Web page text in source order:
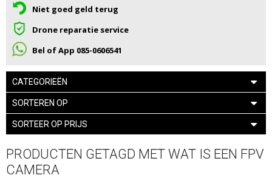
Niet goed geld terug
Drone reparatie service
Bel of App 085-0606541
CATEGORIEËN
SORTEREN OP
SORTEER OP PRIJS
PRODUCTEN GETAGD MET WAT IS EEN FPV
CAMERA